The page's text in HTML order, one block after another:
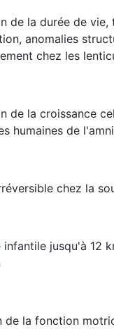
de la durée de vie,
anomalies
chez les
de la croissance
humaines de
chez la
infantile jusqu'à 12
de la fonction